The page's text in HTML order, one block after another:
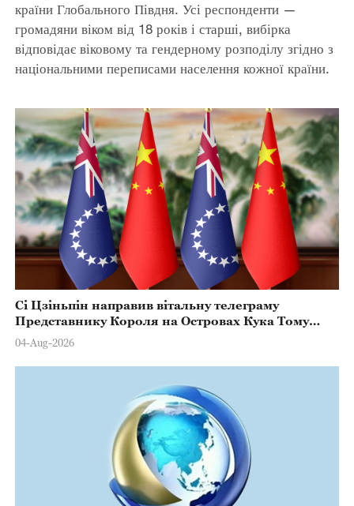
країни Глобального Півдня. Усі респонденти —
громадяни віком від 18 років і старші, вибірка
відповідає віковому та гендерному розподілу згідно з
національними переписами населення кожної країни.
Сі Цзіньпін направив вітальну телеграму
Представнику Короля на Островах Кука Тому
Марстерсу з нагоди Дня Конституції
04-Aug-2026